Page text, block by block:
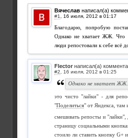
Вячеслав написал(а)
#1
Благодарю, попробую
Однако не хватает ЖЖ. Что
люди репостовали к себе всё
Flector написал(а)
#2
Однако не хватает ЖЖ.
это чисто "лайки" - для
"Поделиться" от Яндекса,
смешивать репосты и
страницу социальными
стоило ли ставить кнопку G+